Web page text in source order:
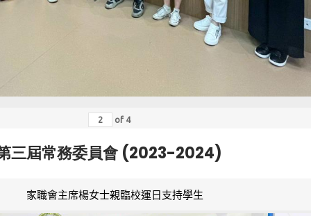
of 4
三屆常務委員會 (2023-2024)
家職會主席楊女士親臨校運日支持學生